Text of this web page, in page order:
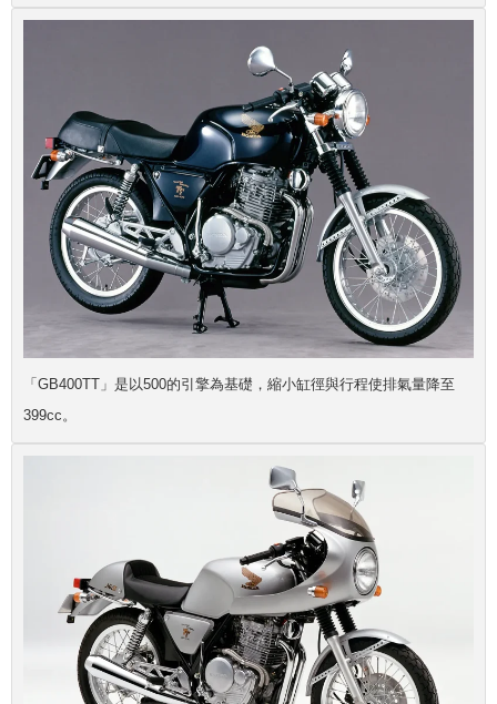
「GB400TT」是以500的引擎為基礎，縮小缸徑與行程使排氣量降至
399cc。